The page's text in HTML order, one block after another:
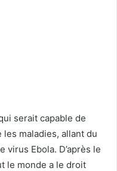
serait capable de
maladies, allant du
virus Ebola. D’après le
le monde a le droit